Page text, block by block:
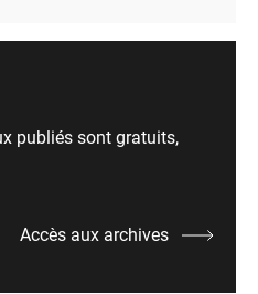
publiés sont gratuits,
Accès aux archives